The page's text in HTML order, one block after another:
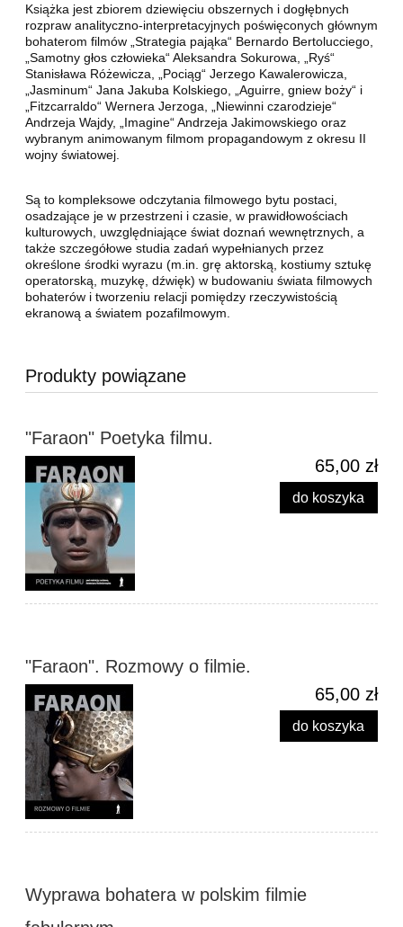
Książka jest zbiorem dziewięciu obszernych i dogłębnych
rozpraw analityczno-interpretacyjnych poświęconych głównym
bohaterom filmów „Strategia pająka“ Bernardo Bertolucciego,
„Samotny głos człowieka“ Aleksandra Sokurowa, „Ryś“
Stanisława Różewicza, „Pociąg“ Jerzego Kawalerowicza,
„Jasminum“ Jana Jakuba Kolskiego, „Aguirre, gniew boży“ i
„Fitzcarraldo“ Wernera Jerzoga, „Niewinni czarodzieje“
Andrzeja Wajdy, „Imagine“ Andrzeja Jakimowskiego oraz
wybranym animowanym filmom propagandowym z okresu II
wojny światowej.
Są to kompleksowe odczytania filmowego bytu postaci,
osadzające je w przestrzeni i czasie, w prawidłowościach
kulturowych, uwzględniające świat doznań wewnętrznych, a
także szczegółowe studia zadań wypełnianych przez
określone środki wyrazu (m.in. grę aktorską, kostiumy sztukę
operatorską, muzykę, dźwięk) w budowaniu świata filmowych
bohaterów i tworzeniu relacji pomiędzy rzeczywistością
ekranową a światem pozafilmowym.
Produkty powiązane
"Faraon" Poetyka filmu.
65,00 zł
do koszyka
"Faraon". Rozmowy o filmie.
65,00 zł
do koszyka
Wyprawa bohatera w polskim filmie